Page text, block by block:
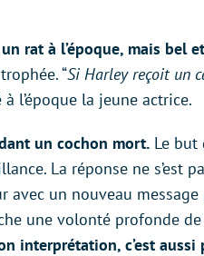
rat à l’époque, mais bel
“Si Harley reçoit un
l’époque la jeune actrice.
un cochon mort. Le but
La réponse ne s’est
avec un nouveau
une volonté profonde
interprétation, c’est aussi